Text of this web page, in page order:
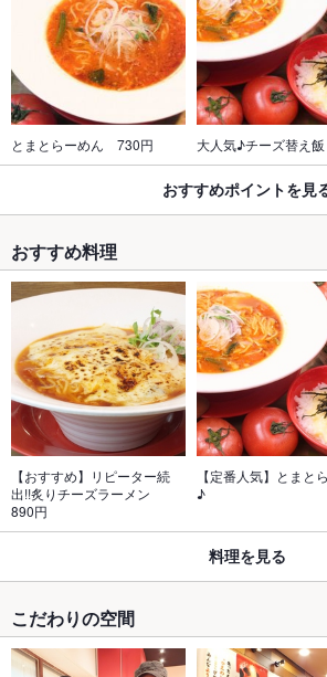
とまとらーめん　730円 大人気♪チーズ替え飯
おすすめポイントを見
おすすめ料理
【おすすめ】リピーター続
出!!炙りチーズラーメン
890円
【定番人気】とまと
♪
料理を見る
こだわりの空間